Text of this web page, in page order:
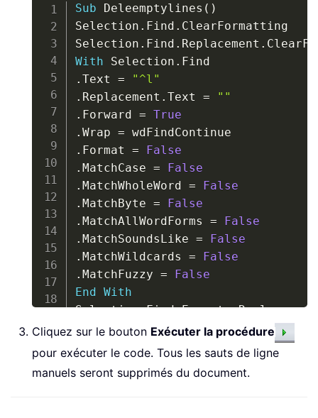
Sub Deleemptylines ( )
Selection . Find . ClearFormatting
Selection . Find . Replacement .
With Selection .
. Text =
"^l"
. Replacement . Text =
""
. Forward = True
. Wrap =
. Format =
False
. MatchCase =
False
. MatchWholeWord =
False
. MatchByte =
False
. MatchAllWordForms =
False
. MatchSoundsLike =
False
. MatchWildcards =
False
. MatchFuzzy =
False
End With
Selection.Find.Execute Replace:=
End
Sub
Cliquez sur le bouton Exécuter la procédure
pour exécuter le code. Tous les sauts de ligne
manuels seront supprimés du document.